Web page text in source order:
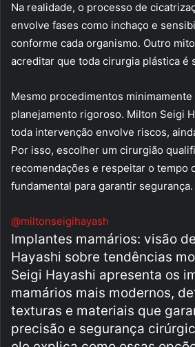
Na realidade, o processo de
envolve fases como inchaço e
conforme cada organismo. Outro
acreditar que toda cirurgia plástica é
Mesmo procedimentos
planejamento rigoroso. Milton Seigi
toda intervenção envolve riscos,
Por isso, escolher um cirurgião
recomendações e respeitar o tempo
fundamental para garantir segurança.
@miltonseigihayash
Implantes mamários: visão
Hayashi sobre tendências
Seigi Hayashi apresenta os
mamários mais modernos,
texturas e materiais que
precisão e segurança